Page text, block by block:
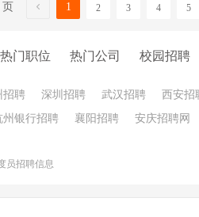
1 2 3 4 5
热门职位 热门公司 校园招聘
招聘 深圳招聘 武汉招聘 西安招
州银行招聘 襄阳招聘 安庆招聘网
员招聘信息